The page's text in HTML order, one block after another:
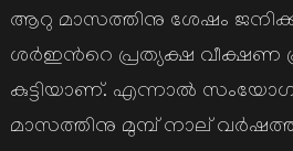
ആറു മാസത്തിനു ശേഷം
ശര്‍ഇന്‍റെ പ്രത്യക്ഷ വീക്ഷണ
കുട്ടിയാണ്. എന്നാല്‍
മാസത്തിനു മുമ്പ് നാല്